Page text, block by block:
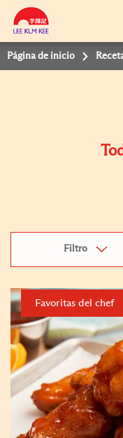
Página de inicio
Filtro
Favoritas del chef